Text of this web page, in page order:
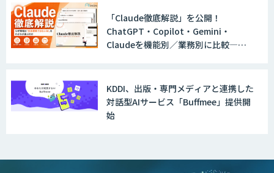
Explaza 生成AI Partner｜AIエージェン
ト
「Claude徹底解説」を公開！
ChatGPT・Copilot・Gemini・
Claudeを機能別／業務別に比較―自
KDDI、出版・専門メディアと連携した
対話型AIサービス「Buffmee」提供開
始